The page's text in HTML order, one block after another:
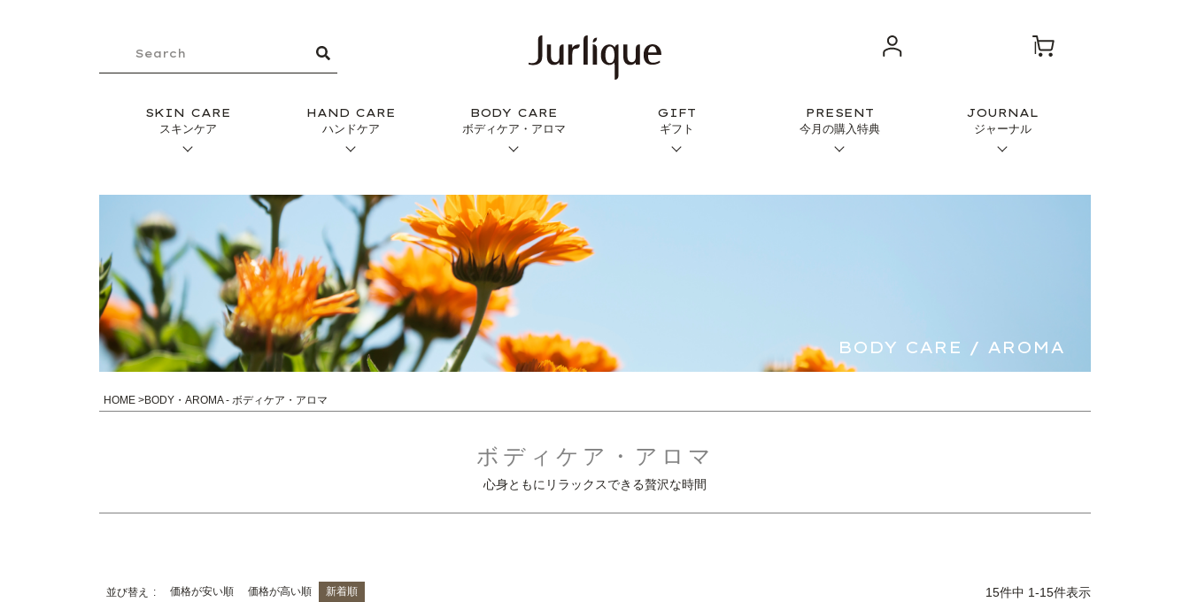
SKIN CARE
スキンケア
HAND CARE
ハンドケア
BODY CARE
ボディケア・アロマ
GIFT
ギフト
PRESENT
今月の購入特典
JOURNAL
ジャーナル
BODY CARE / AROMA
HOME BODY・AROMA - ボディケア・アロマ
ボディケア・アロマ
心身ともにリラックスできる贅沢な時間
並び替え 価格が安い順 価格が高い順 新着順 15件中 1-15件表示